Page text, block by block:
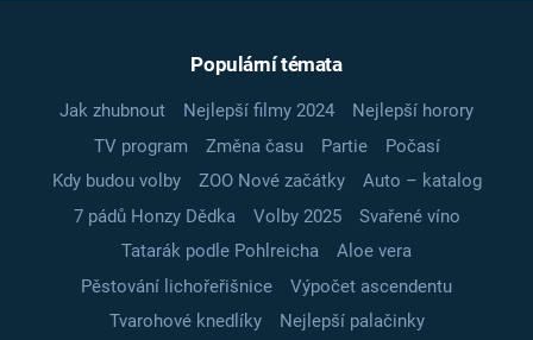
Populární témata
Jak zhubnout Nejlepší filmy 2024
Nejlepší horory
TV program
Změna času Partie
Počasí
Kdy budou volby
ZOO Nové začátky
Auto – katalog
7 pádů Honzy Dědka
Volby 2025
Svařené víno
Tatarák podle Pohlreicha
Aloe vera
Pěstování lichořeřišnice
Výpočet ascendentu
Tvarohové knedlíky
Nejlepší palačinky